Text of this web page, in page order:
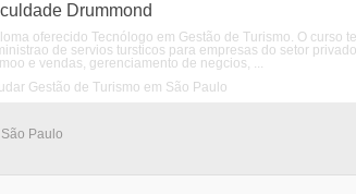
Drummond
oferecido Tecnólogo em Gestão de Turismo. O
de servios tursticos para empresas do setor
e vendas, gerenciamento de negcios, ...
Gestão de Turismo em São Paulo
Paulo